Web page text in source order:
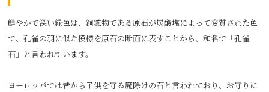
鮮やかで深い緑色は、銅鉱物である原石が炭酸塩によって変質された色
で、孔雀の羽に似た模様を原石の断面に表すことから、和名で「孔雀
石」と言われています。
ヨーロッパでは昔から子供を守る魔除けの石と言われており、お守りに